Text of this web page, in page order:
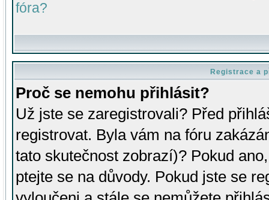
fóra?
Registrace a
Proč se nemohu přihlásit?
Už jste se zaregistrovali? Před
registrovat. Byla vám na fóru
tato skutečnost zobrazí)? Pokud
ptejte se na důvody. Pokud jste se